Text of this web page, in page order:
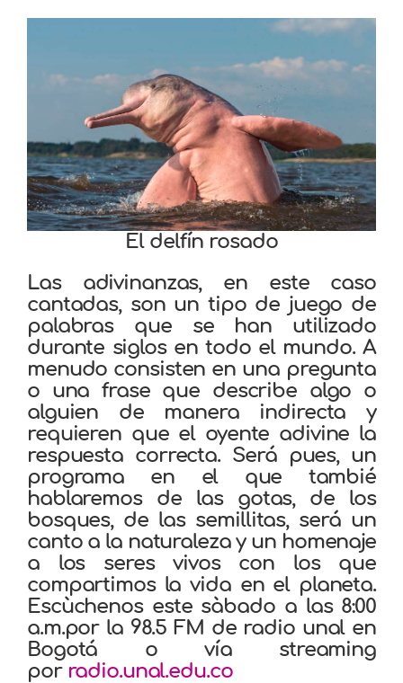
El delfín rosado
Las adivinanzas, en este caso
cantadas, son un tipo de juego de
palabras que se han utilizado
durante siglos en todo el mundo. A
menudo consisten en una pregunta
o una frase que describe algo o
alguien de manera indirecta y
requieren que el oyente adivine la
respuesta correcta. Será pues, un
programa en el que tambié
hablaremos de las gotas, de los
bosques, de las semillitas, será un
canto a la naturaleza y un homenaje
a los seres vivos con los que
compartimos la vida en el planeta.
Escùchenos este sàbado a las 8:00
a.m.por la 98.5 FM de radio unal en
Bogotá o vía streaming
por radio.unal.edu.co